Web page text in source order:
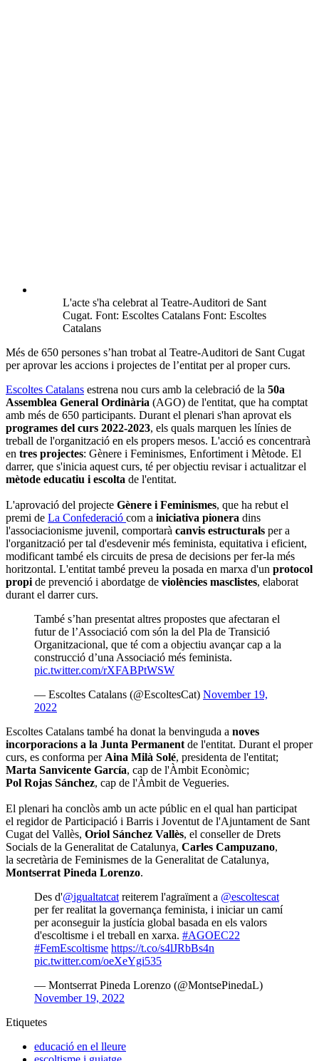
L'acte s'ha celebrat al Teatre-Auditori de Sant
Cugat. Font: Escoltes Catalans Font: Escoltes
Catalans
Més de 650 persones s’han trobat al Teatre-Auditori de Sant Cugat
per aprovar les accions i projectes de l’entitat per al proper curs.
Escoltes Catalans estrena nou curs amb la celebració de la 50a
Assemblea General Ordinària (AGO) de l'entitat, que ha comptat
amb més de 650 participants. Durant el plenari s'han aprovat els
programes del curs 2022-2023, els quals marquen les línies de
treball de l'organització en els propers mesos. L'acció es concentrarà
en tres projectes: Gènere i Feminismes, Enfortiment i Mètode. El
darrer, que s'inicia aquest curs, té per objectiu revisar i actualitzar el
mètode educatiu i escolta de l'entitat.
L'aprovació del projecte Gènere i Feminismes, que ha rebut el
premi de La Confederació com a iniciativa pionera dins
l'associacionisme juvenil, comportarà canvis estructurals per a
l'organització per tal d'esdevenir més feminista, equitativa i eficient,
modificant també els circuits de presa de decisions per fer-la més
horitzontal. L'entitat també preveu la posada en marxa d'un protocol
propide prevenció i abordatge de violències masclistes, elaborat
durant el darrer curs.
També s’han presentat altres propostes que afectaran el
futur de l’Associació com són la del Pla de Transició
Organitzacional, que té com a objectiu avançar cap a la
construcció d’una Associació més feminista.
pic.twitter.com/rXFABPtWSW
— Escoltes Catalans (@EscoltesCat) November 19,
2022
Escoltes Catalans també ha donat la benvinguda a noves
incorporacions a la Junta Permanentde l'entitat. Durant el proper
curs, es conforma perAina Milà Solé, presidenta de l'entitat;
Marta Sanvicente García, cap de l'Àmbit Econòmic;
Pol Rojas Sánchez, cap de l'Àmbit de Vegueries.
El plenari ha conclòs amb un acte públic en el qual han participat
el regidor de Participació i Barris i Joventut de l'Ajuntament de Sant
Cugat del Vallès, Oriol Sánchez Vallès, el conseller de Drets
Socials de la Generalitat de Catalunya, Carles Campuzano,
la secretària de Feminismes de la Generalitat de Catalunya,
Montserrat Pineda Lorenzo.
Des d'@igualtatcatreiterem l'agraïment a @escoltescat
per fer realitat la governança feminista, i iniciar un camí
per aconseguir la justícia global basada en els valors
d'escoltisme i el treball en xarxa. #AGOEC22
#FemEscoltisme https://t.co/s4lJRbBs4n
pic.twitter.com/oeXeYgi535
— Montserrat Pineda Lorenzo (@MontsePinedaL)
November 19, 2022
Etiquetes
educació en el lleure